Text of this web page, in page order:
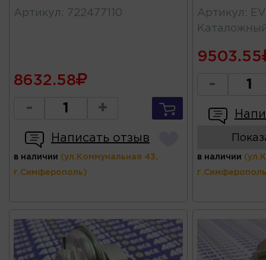
Артикул : 722477110
8632.58
- +
Написать отзыв
в наличии (ул.Коммунальная 43,
г.Симферополь)
Артикул :
9503.55
-
в наличии